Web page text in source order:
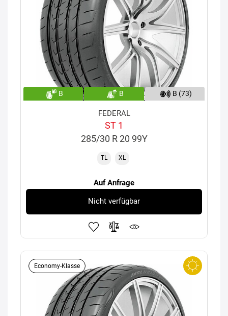
B B B (73)
FEDERAL
ST 1
285/30 R 20 99Y
TL XL
Auf Anfrage
Nicht verfügbar
Economy-Klasse